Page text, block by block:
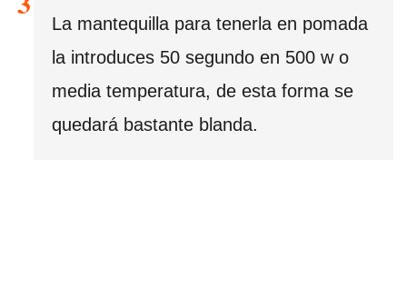
La mantequilla para tenerla en pomada
la introduces 50 segundo en 500 w o
media temperatura, de esta forma se
quedará bastante blanda.